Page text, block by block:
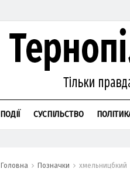
ПОДІЇ СУСПІЛЬСТВО
Головна Позначки хмельницбкий